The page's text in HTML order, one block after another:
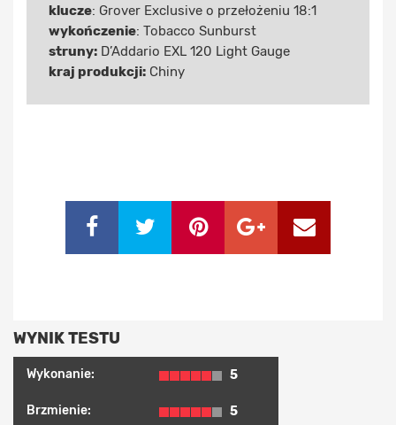
klucze: Grover Exclusive o przełożeniu 18:1
wykończenie: Tobacco Sunburst
struny: D’Addario EXL 120 Light Gauge
kraj produkcji: Chiny
WYNIK TESTU
Wykonanie: 5
Brzmienie: 5